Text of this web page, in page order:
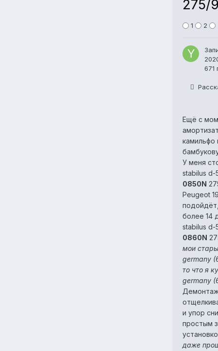
275/
1 2
671
Ещё с
камильфо
У меня
stabilus
0850N
Peugeot
более 14
stabilus
0860N
мои
germany
то что я
germany
и упор
простым
даже